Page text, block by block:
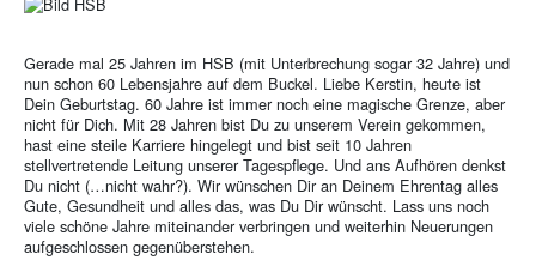
Gerade mal 25 Jahren im HSB (mit Unterbrechung sogar 32 Jahre) und
nun schon 60 Lebensjahre auf dem Buckel. Liebe Kerstin, heute ist
Dein Geburtstag. 60 Jahre ist immer noch eine magische Grenze, aber
nicht für Dich. Mit 28 Jahren bist Du zu unserem Verein gekommen,
hast eine steile Karriere hingelegt und bist seit 10 Jahren
stellvertretende Leitung unserer Tagespflege. Und ans Aufhören denkst
Du nicht (…nicht wahr?). Wir wünschen Dir an Deinem Ehrentag alles
Gute, Gesundheit und alles das, was Du Dir wünscht. Lass uns noch
viele schöne Jahre miteinander verbringen und weiterhin Neuerungen
aufgeschlossen gegenüberstehen.